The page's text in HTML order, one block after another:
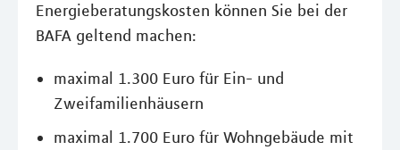
Energieberatungskosten können Sie bei der
BAFA geltend machen:
maximal 1.300 Euro für Ein- und
Zweifamilienhäusern
maximal 1.700 Euro für Wohngebäude mit